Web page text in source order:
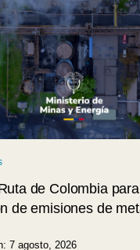
de Colombia
de emisiones de
7 agosto, 2026